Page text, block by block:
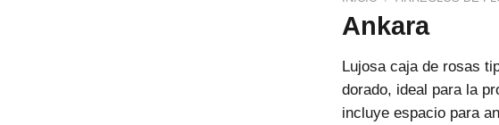
Ankara
Lujosa caja de rosas
dorado, ideal para la
incluye espacio para